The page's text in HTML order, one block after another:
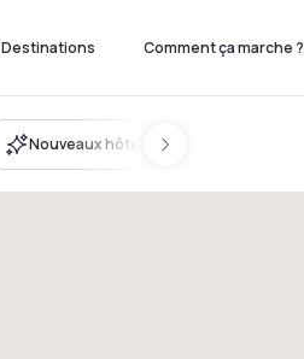
Destinations Comment ça marche ?
Nouveaux hôtels